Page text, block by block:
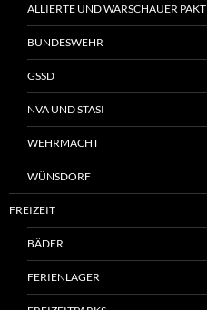
ALLIERTE UND WARSCHAUER PAKT
BUNDESWEHR
GSSD
NVA UND STASI
WEHRMACHT
WÜNSDORF
FREIZEIT
BÄDER
FERIENLAGER